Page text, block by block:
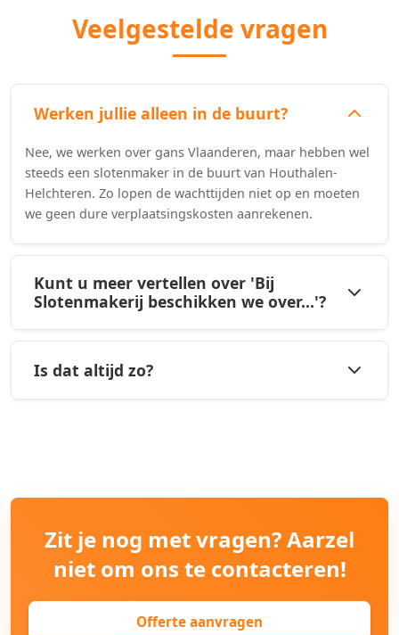
Veelgestelde vragen
Werken jullie alleen in de buurt?
Nee, we werken over gans Vlaanderen, maar hebben wel
steeds een slotenmaker in de buurt van Houthalen-
Helchteren. Zo lopen de wachttijden niet op en moeten
we geen dure verplaatsingskosten aanrekenen.
Kunt u meer vertellen over 'Bij
Slotenmakerij beschikken we over...'?
Is dat altijd zo?
Zit je nog met vragen? Aarzel
niet om ons te contacteren!
Offerte aanvragen